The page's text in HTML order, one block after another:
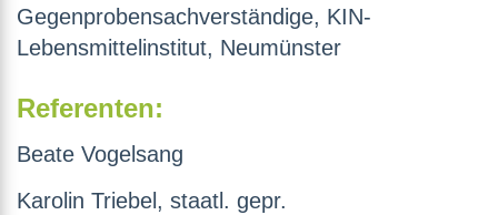
Gegenprobensachverständige, KIN-
Lebensmittelinstitut, Neumünster
Referenten:
Beate Vogelsang
Karolin Triebel, staatl. gepr.